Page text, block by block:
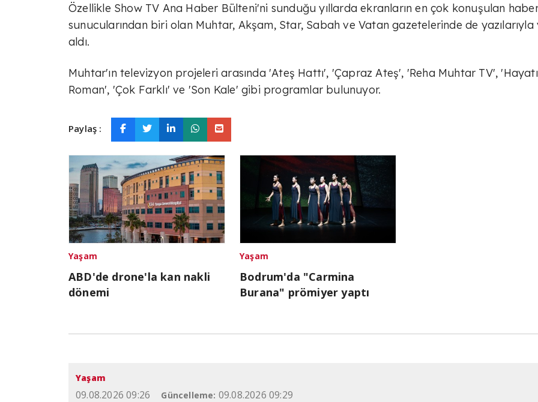
Özellikle Show TV Ana Haber Bülteni'ni sunduğu yıllarda ekranların en çok konuşulan
sunucularından biri olan Muhtar, Akşam, Star, Sabah ve Vatan gazetelerinde de yazılarıyla
aldı.
Muhtar'ın televizyon projeleri arasında 'Ateş Hattı', 'Çapraz Ateş', 'Reha Muhtar TV',
Roman', 'Çok Farklı' ve 'Son Kale' gibi programlar bulunuyor.
Paylaş :
Yaşam
ABD'de drone'la kan nakli
dönemi
Yaşam
Bodrum'da "Carmina
Burana" prömiyer yaptı
Yaşam
09.08.2026 09:26 Güncelleme: 09.08.2026 09:29